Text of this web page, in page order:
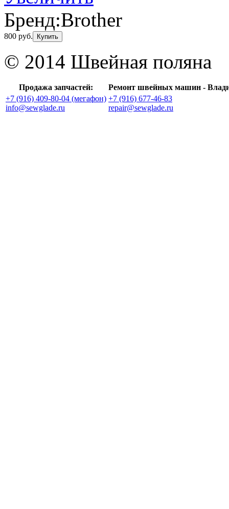
Бренд:Brother
800 руб. Купить
© 2014 Швейная поляна
Продажа запчастей:
Ремонт швейных машин -
+7 (916) 409-80-04 (мегафон)
info@sewglade.ru
+7 (916) 677-46-83
repair@sewglade.ru